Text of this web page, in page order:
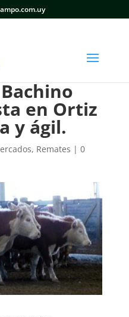
en Ortiz
y ágil.
, Remates | 0